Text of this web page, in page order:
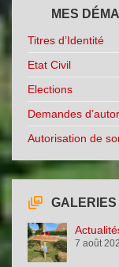
MES
Titres d’Identité
Etat Civil
Elections
Demandes
Autorisation de
GALERIES
7 août